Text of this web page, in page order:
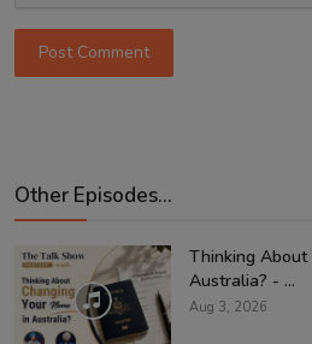
Post Comment
Other Episodes...
Thinking About
Australia? - ...
Aug 3, 2026